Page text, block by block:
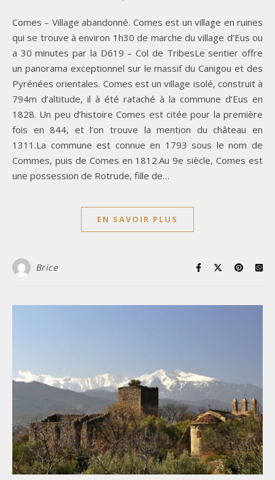
Comes – Village abandonné. Comes est un village en ruines
qui se trouve à environ 1h30 de marche du village d’Eus ou
a 30 minutes par la D619 – Col de TribesLe sentier offre
un panorama exceptionnel sur le massif du Canigou et des
Pyrénées orientales. Comes est un village isolé, construit à
794m d’altitude, il à été rataché à la commune d’Eus en
1828. Un peu d’histoire Comes est citée pour la première
fois en 844, et l’on trouve la mention du château en
1311.La commune est connue en 1793 sous le nom de
Commes, puis de Comes en 1812.Au 9e siècle, Comes est
une possession de Rotrude, fille de…
EN SAVOIR PLUS
Brice